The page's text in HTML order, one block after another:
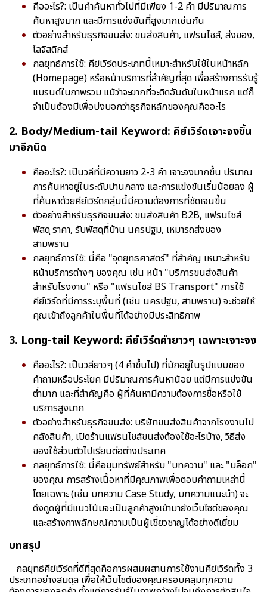
คืออะไร?: เป็นคำค้นหาทั่วไปที่มีเพียง 1-2 คำ มีปริมาณการ
ค้นหาสูงมาก และมีการแข่งขันที่สูงมากเช่นกัน
ตัวอย่างสำหรับธุรกิจขนส่ง: ขนส่งสินค้า, แฟรนไชส์, ส่งของ,
โลจิสติกส์
กลยุทธ์การใช้: คีย์เวิร์ดประเภทนี้เหมาะสำหรับใช้ในหน้าหลัก
(Homepage) หรือหน้าบริการที่สำคัญที่สุด เพื่อสร้างการรับรู้
แบรนด์ในภาพรวม แม้ว่าจะยากที่จะติดอันดับในหน้าแรก แต่ก็
จำเป็นต้องมีเพื่อบ่งบอกว่าธุรกิจหลักของคุณคืออะไร
2. Body/Medium-tail Keyword: คีย์เวิร์ดเจาะจงขึ้น
มาอีกนิด
คืออะไร?: เป็นวลีที่มีความยาว 2-3 คำ เจาะจงมากขึ้น ปริมาณ
การค้นหาอยู่ในระดับปานกลาง และการแข่งขันเริ่มน้อยลง ผู้
ที่ค้นหาด้วยคีย์เวิร์ดกลุ่มนี้มีความต้องการที่ชัดเจนขึ้น
ตัวอย่างสำหรับธุรกิจขนส่ง: ขนส่งสินค้า B2B, แฟรนไชส์
พัสดุ ราคา, รับพัสดุที่บ้าน นครปฐม, เหมารถส่งของ
สามพราน
กลยุทธ์การใช้: นี่คือ "จุดยุทธศาสตร์" ที่สำคัญ เหมาะสำหรับ
หน้าบริการต่างๆ ของคุณ เช่น หน้า "บริการขนส่งสินค้า
สำหรับโรงงาน" หรือ "แฟรนไชส์ BS Transport" การใช้
คีย์เวิร์ดที่มีการระบุพื้นที่ (เช่น นครปฐม, สามพราน) จะช่วยให้
คุณเข้าถึงลูกค้าในพื้นที่ได้อย่างมีประสิทธิภาพ
3. Long-tail Keyword: คีย์เวิร์ดคำยาวๆ เฉพาะเจาะจง
คืออะไร?: เป็นวลียาวๆ (4 คำขึ้นไป) ที่มักอยู่ในรูปแบบของ
คำถามหรือประโยค มีปริมาณการค้นหาน้อย แต่มีการแข่งขัน
ต่ำมาก และที่สำคัญคือ ผู้ที่ค้นหามีความต้องการซื้อหรือใช้
บริการสูงมาก
ตัวอย่างสำหรับธุรกิจขนส่ง: บริษัทขนส่งสินค้าจากโรงงานไป
คลังสินค้า, เปิดร้านแฟรนไชส์ขนส่งต้องใช้อะไรบ้าง, วิธีส่ง
ของใช้ส่วนตัวไปเรียนต่อต่างประเทศ
กลยุทธ์การใช้: นี่คือขุมทรัพย์สำหรับ "บทความ" และ "บล็อก"
ของคุณ การสร้างเนื้อหาที่มีคุณภาพเพื่อตอบคำถามเหล่านี้
โดยเฉพาะ (เช่น บทความ Case Study, บทความแนะนำ) จะ
ดึงดูดผู้ที่มีแนวโน้มจะเป็นลูกค้าสูงเข้ามายังเว็บไซต์ของคุณ
และสร้างภาพลักษณ์ความเป็นผู้เชี่ยวชาญได้อย่างดีเยี่ยม
บทสรุป
กลยุทธ์คีย์เวิร์ดที่ดีที่สุดคือการผสมผสานการใช้งานคีย์เวิร์ดทั้ง 3
ประเภทอย่างสมดุล เพื่อให้เว็บไซต์ของคุณครอบคลุมทุกความ